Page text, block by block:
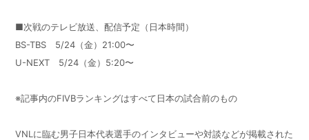
■次戦のテレビ放送、配信予定（日本時間）
BS-TBS 5/24（金）21:00〜
U-NEXT 5/24（金）5:20〜
※記事内のFIVBランキングはすべて日本の試合前のもの
VNLに臨む男子日本代表選手のインタビューや対談などが掲載された